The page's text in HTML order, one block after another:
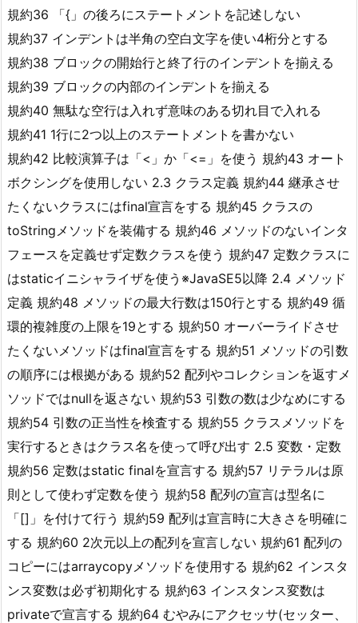
規約36 「{」の後ろにステートメントを記述しない
規約37 インデントは半角の空白文字を使い4桁分とする
規約38 ブロックの開始行と終了行のインデントを揃える
規約39 ブロックの内部のインデントを揃える
規約40 無駄な空行は入れず意味のある切れ目で入れる
規約41 1行に2つ以上のステートメントを書かない
規約42 比較演算子は「<」か「<=」を使う 規約43 オート
ボクシングを使用しない 2.3 クラス定義 規約44 継承させ
たくないクラスにはfinal宣言をする 規約45 クラスの
toStringメソッドを装備する 規約46 メソッドのないインタ
フェースを定義せず定数クラスを使う 規約47 定数クラスに
はstaticイニシャライザを使う※JavaSE5以降 2.4 メソッド
定義 規約48 メソッドの最大行数は150行とする 規約49 循
環的複雑度の上限を19とする 規約50 オーバーライドさせ
たくないメソッドはfinal宣言をする 規約51 メソッドの引数
の順序には根拠がある 規約52 配列やコレクションを返すメ
ソッドではnullを返さない 規約53 引数の数は少なめにする
規約54 引数の正当性を検査する 規約55 クラスメソッドを
実行するときはクラス名を使って呼び出す 2.5 変数・定数
規約56 定数はstatic finalを宣言する 規約57 リテラルは原
則として使わず定数を使う 規約58 配列の宣言は型名に
「[]」を付けて行う 規約59 配列は宣言時に大きさを明確に
する 規約60 2次元以上の配列を宣言しない 規約61 配列の
コピーにはarraycopyメソッドを使用する 規約62 インスタ
ンス変数は必ず初期化する 規約63 インスタンス変数は
privateで宣言する 規約64 むやみにアクセッサ(セッター、